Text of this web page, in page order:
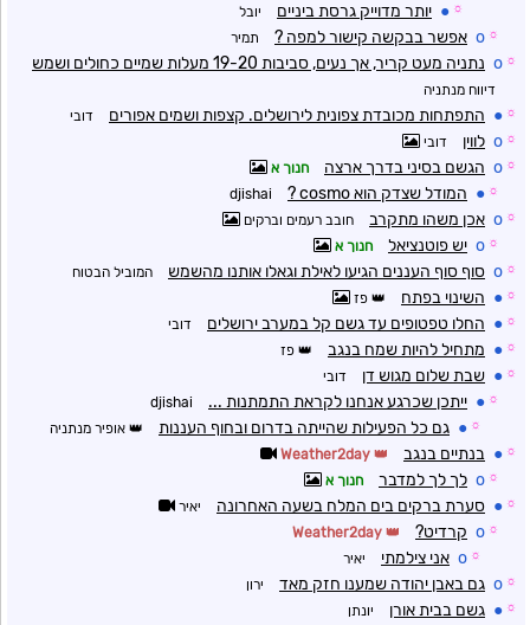
☼
● יותר מדוייק גרסת ביניים יובל
☼
o אפשר בבקשה קישור למפה ? תמיר
☼
o נתניה מעט קריר, אך נעים, סביבות 19-20 מעלות שמיים כחולים ושמש
דיווח מנתניה
☼
● התפתחות מכובדת צפונית לירושלים. קצפות ושמים אפורים דובי
☼
o לווין דובי
☼
o הגשם בסיני בדרך ארצה חנוך א
☼
● המודל שצדק הוא cosmo ? djishai
☼
o אכן משהו מתקרב חובב רעמים וברקים
☼
o יש פוטנציאל חנוך א
☼
o סוף סוף העננים הגיעו לאילת וגאלו אותנו מהשמש המוביל הבטוח
☼
● השינוי בפתח פז
☼
● החלו טפטופים עד גשם קל במערב ירושלים דובי
☼
● מתחיל להיות שמח בנגב פז
☼
● שבת שלום מגוש דן דובי
☼
● ייתכן שכרגע אנחנו לקראת התמתנות ... djishai
☼
● גם כל הפעילות שהייתה בדרום ובחוף העננות אופיר מנתניה
☼
● בנתיים בנגב
☼
o לך לך למדבר חנוך א
☼
● סערת ברקים בים המלח בשעה האחרונה יאיר
☼
o קרדיט?
☼
o אני צילמתי יאיר
☼
o גם באבן יהודה שמענו חזק מאד ירון
☼
● גשם בבית אורן יונתן